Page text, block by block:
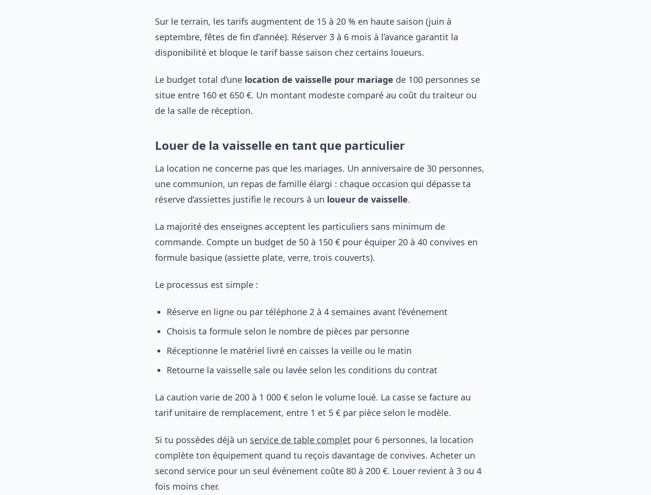
Sur le terrain, les tarifs augmentent de 15 à 20 % en haute saison (juin à
septembre, fêtes de fin d’année). Réserver 3 à 6 mois à l’avance garantit la
disponibilité et bloque le tarif basse saison chez certains loueurs.
Le budget total d’une location de vaisselle pour mariage de 100 personnes se
situe entre 160 et 650 €. Un montant modeste comparé au coût du traiteur ou
de la salle de réception.
Louer de la vaisselle en tant que particulier
La location ne concerne pas que les mariages. Un anniversaire de 30 personnes,
une communion, un repas de famille élargi : chaque occasion qui dépasse ta
réserve d’assiettes justifie le recours à un loueur de vaisselle.
La majorité des enseignes acceptent les particuliers sans minimum de
commande. Compte un budget de 50 à 150 € pour équiper 20 à 40 convives en
formule basique (assiette plate, verre, trois couverts).
Le processus est simple :
Réserve en ligne ou par téléphone 2 à 4 semaines avant l’événement
Choisis ta formule selon le nombre de pièces par personne
Réceptionne le matériel livré en caisses la veille ou le matin
Retourne la vaisselle sale ou lavée selon les conditions du contrat
La caution varie de 200 à 1 000 € selon le volume loué. La casse se facture au
tarif unitaire de remplacement, entre 1 et 5 € par pièce selon le modèle.
Si tu possèdes déjà un service de table complet pour 6 personnes, la location
complète ton équipement quand tu reçois davantage de convives. Acheter un
second service pour un seul événement coûte 80 à 200 €. Louer revient à 3 ou 4
fois moins cher.